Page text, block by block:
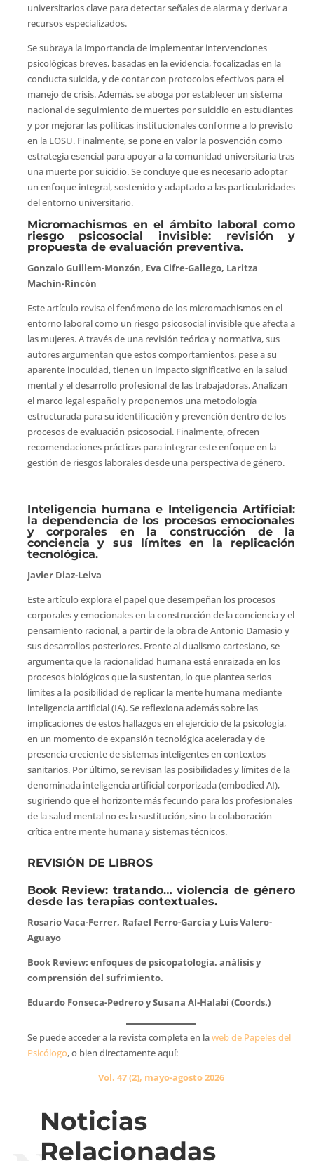
universitarios clave para detectar señales de alarma y derivar a
recursos especializados.
Se subraya la importancia de implementar intervenciones
psicológicas breves, basadas en la evidencia, focalizadas en la
conducta suicida, y de contar con protocolos efectivos para el
manejo de crisis. Además, se aboga por establecer un sistema
nacional de seguimiento de muertes por suicidio en estudiantes
y por mejorar las políticas institucionales conforme a lo previsto
en la LOSU. Finalmente, se pone en valor la posvención como
estrategia esencial para apoyar a la comunidad universitaria tras
una muerte por suicidio. Se concluye que es necesario adoptar
un enfoque integral, sostenido y adaptado a las particularidades
del entorno universitario.
Micromachismos en el ámbito laboral como
riesgo psicosocial invisible: revisión y
propuesta de evaluación preventiva.
Gonzalo Guillem-Monzón, Eva Cifre-Gallego, Laritza
Machín-Rincón
Este artículo revisa el fenómeno de los micromachismos en el
entorno laboral como un riesgo psicosocial invisible que afecta a
las mujeres. A través de una revisión teórica y normativa, sus
autores argumentan que estos comportamientos, pese a su
aparente inocuidad, tienen un impacto significativo en la salud
mental y el desarrollo profesional de las trabajadoras. Analizan
el marco legal español y proponemos una metodología
estructurada para su identificación y prevención dentro de los
procesos de evaluación psicosocial. Finalmente, ofrecen
recomendaciones prácticas para integrar este enfoque en la
gestión de riesgos laborales desde una perspectiva de género.
Inteligencia humana e Inteligencia Artificial:
la dependencia de los procesos emocionales
y corporales en la construcción de la
conciencia y sus límites en la replicación
tecnológica.
Javier Diaz-Leiva
Este artículo explora el papel que desempeñan los procesos
corporales y emocionales en la construcción de la conciencia y el
pensamiento racional, a partir de la obra de Antonio Damasio y
sus desarrollos posteriores. Frente al dualismo cartesiano, se
argumenta que la racionalidad humana está enraizada en los
procesos biológicos que la sustentan, lo que plantea serios
límites a la posibilidad de replicar la mente humana mediante
inteligencia artificial (IA). Se reflexiona además sobre las
implicaciones de estos hallazgos en el ejercicio de la psicología,
en un momento de expansión tecnológica acelerada y de
presencia creciente de sistemas inteligentes en contextos
sanitarios. Por último, se revisan las posibilidades y límites de la
denominada inteligencia artificial corporizada (embodied AI),
sugiriendo que el horizonte más fecundo para los profesionales
de la salud mental no es la sustitución, sino la colaboración
crítica entre mente humana y sistemas técnicos.
REVISIÓN DE LIBROS
Book Review: tratando… violencia de género
desde las terapias contextuales.
Rosario Vaca-Ferrer, Rafael Ferro-García y Luis Valero-
Aguayo
Book Review: enfoques de psicopatología. análisis y
comprensión del sufrimiento.
Eduardo Fonseca-Pedrero y Susana Al-Halabí (Coords.)
Se puede acceder a la revista completa en laweb de Papeles del
Psicólogo, o bien directamente aquí:
Vol. 47 (2), mayo-agosto 2026
Noticias
Relacionadas